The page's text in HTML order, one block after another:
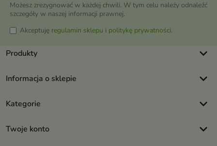
Możesz zrezygnować w każdej chwili. W tym celu należy odnaleźć
szczegóły w naszej informacji prawnej.
Akceptuję regulamin sklepu i politykę prywatności.
Produkty keyboard_arrow_down
Informacja o sklepie keyboard_arrow_down
Kategorie keyboard_arrow_down
Twoje konto keyboard_arrow_down